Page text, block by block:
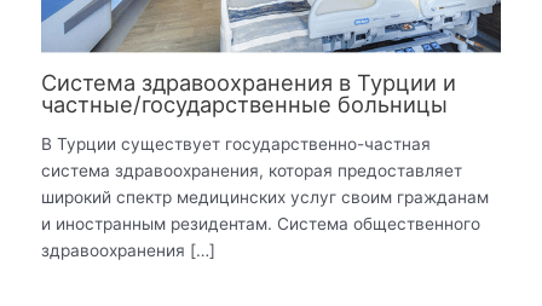
Система здравоохранения в Турции и
частные/государственные больницы
В Турции существует государственно-частная
система здравоохранения, которая предоставляет
широкий спектр медицинских услуг своим гражданам
и иностранным резидентам. Система общественного
здравоохранения […]